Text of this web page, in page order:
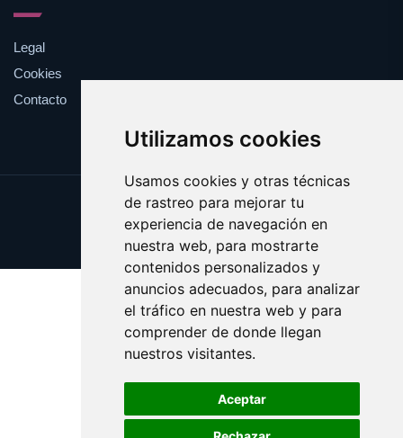
Utilizamos cookies
Usamos cookies y otras técnicas
de rastreo para mejorar tu
experiencia de navegación en
nuestra web, para mostrarte
contenidos personalizados y
anuncios adecuados, para analizar
el tráfico en nuestra web y para
comprender de donde llegan
nuestros visitantes.
Aceptar
Legal
Cookies
Contacto
Update cookies preferences
Copyright © 2025 impugnar.com